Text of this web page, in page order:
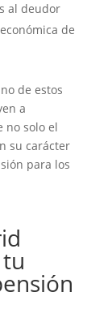
al deudor
de
de estos
a
no solo el
su carácter
para los